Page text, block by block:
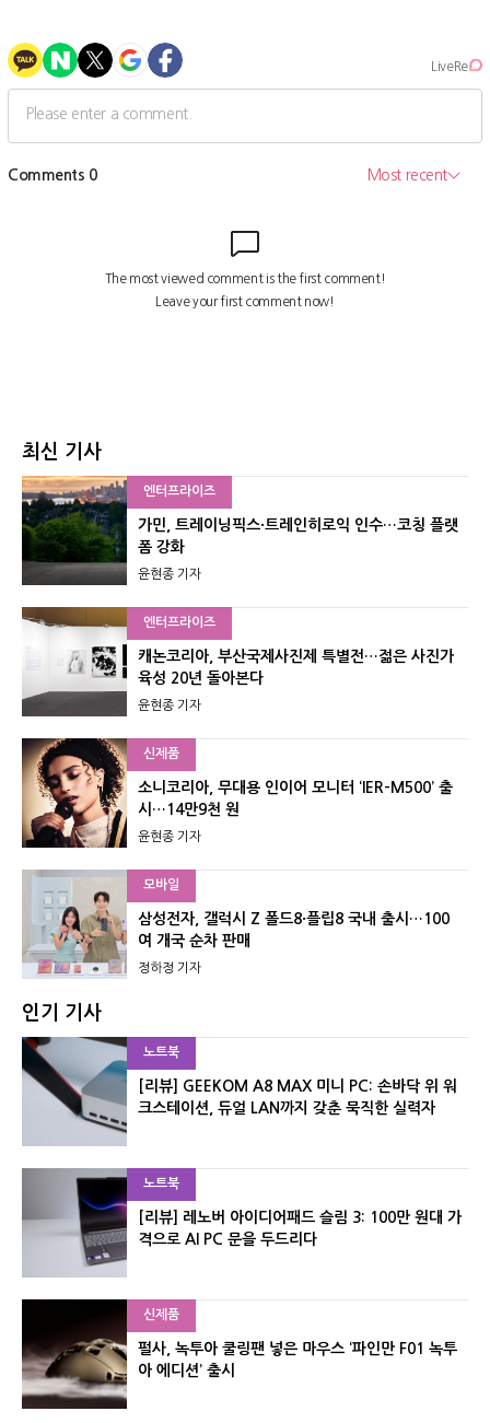
최신 기사
엔터프라이즈
가민, 트레이닝픽스·트레인히로익 인수…코칭 플랫
폼 강화
윤현종 기자
엔터프라이즈
캐논코리아, 부산국제사진제 특별전…젊은 사진가
육성 20년 돌아본다
윤현종 기자
신제품
소니코리아, 무대용 인이어 모니터 ‘IER-M500’ 출
시…14만9천 원
윤현종 기자
모바일
삼성전자, 갤럭시 Z 폴드8·플립8 국내 출시…100
여 개국 순차 판매
정하정 기자
인기 기사
노트북
[리뷰] GEEKOM A8 MAX 미니 PC: 손바닥 위 워
크스테이션, 듀얼 LAN까지 갖춘 묵직한 실력자
노트북
[리뷰] 레노버 아이디어패드 슬림 3: 100만 원대 가
격으로 AI PC 문을 두드리다
신제품
펄사, 녹투아 쿨링팬 넣은 마우스 ‘파인만 F01 녹투
아 에디션’ 출시